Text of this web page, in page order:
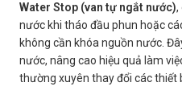
Water Stop (van tự ngắt nước),
nước khi tháo đầu phun hoặc
không cần khóa nguồn nước.
nước, nâng cao hiệu quả làm
thường xuyên thay đổi các thiết